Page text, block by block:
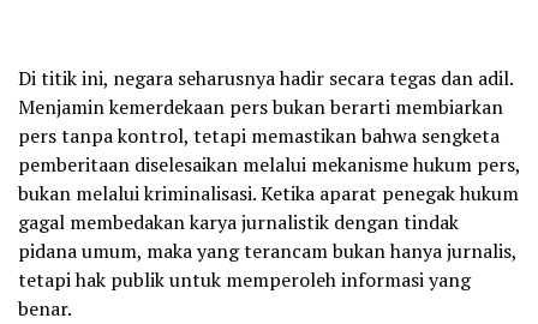
Di titik ini, negara seharusnya hadir secara tegas dan adil.
Menjamin kemerdekaan pers bukan berarti membiarkan
pers tanpa kontrol, tetapi memastikan bahwa sengketa
pemberitaan diselesaikan melalui mekanisme hukum pers,
bukan melalui kriminalisasi. Ketika aparat penegak hukum
gagal membedakan karya jurnalistik dengan tindak
pidana umum, maka yang terancam bukan hanya jurnalis,
tetapi hak publik untuk memperoleh informasi yang
benar.